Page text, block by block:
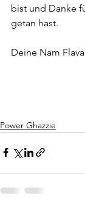
bist und Danke
getan hast.
Deine Nam
Power Ghazzie